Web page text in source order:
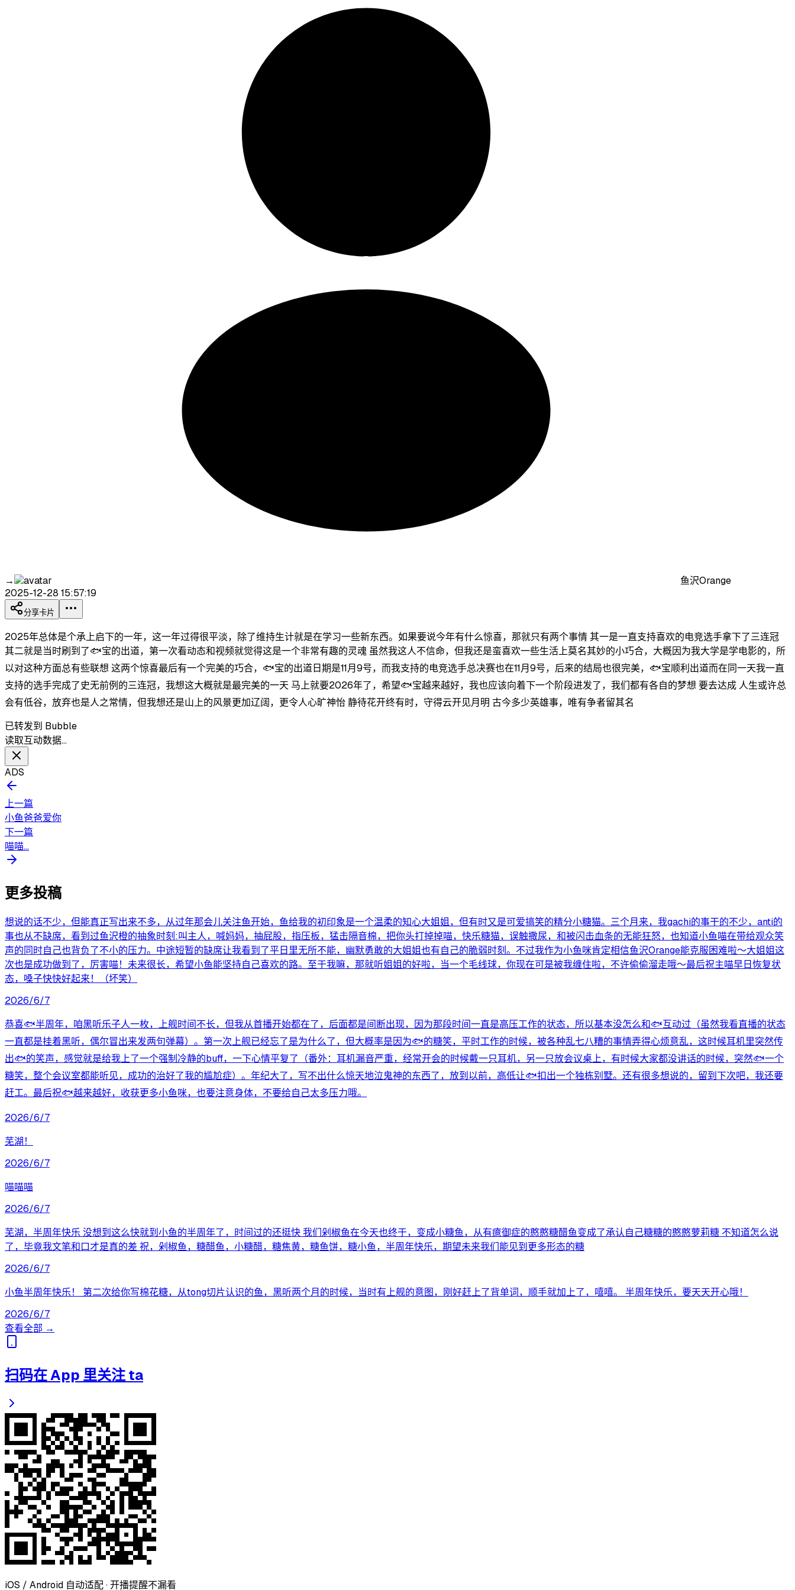
→
鱼沢Orange
2025-12-28 15:57:19
分享卡片
2025年总体是个承上启下的一年，这一年过得很平淡，除了维持生计就是在学习一些新东西。如果要说今年有什么惊喜，那就只有两个事情 其一是一直支持喜欢的电竞选手拿下了三连冠
其二就是当时刷到了🐟宝的出道，第一次看动态和视频就觉得这是一个非常有趣的灵魂 虽然我这人不信命，但我还是蛮喜欢一些生活上莫名其妙的小巧合，大概因为我大学是学电影的，所
以对这种方面总有些联想 这两个惊喜最后有一个完美的巧合，🐟宝的出道日期是11月9号，而我支持的电竞选手总决赛也在11月9号，后来的结局也很完美，🐟宝顺利出道而在同一天我一直
支持的选手完成了史无前例的三连冠，我想这大概就是最完美的一天 马上就要2026年了，希望🐟宝越来越好，我也应该向着下一个阶段进发了，我们都有各自的梦想 要去达成 人生或许总
会有低谷，放弃也是人之常情，但我想还是山上的风景更加辽阔，更令人心旷神怡 静待花开终有时，守得云开见月明 古今多少英雄事，唯有争者留其名
已转发到 Bubble
读取互动数据…
ADS
上一篇
小鱼爸爸爱你
下一篇
喵​‍‍​‍‌‌​‍‍‍‌‌​‌‍‍​‍‍​‍‌‍‍​‌‌‌‌​‌‌‍‌​‌‌‌​‌‍‍‍‌喵​‌‍‍‌‌​‍‌‌‌‌​...
更多投稿
想说的话不少，但能真正写出来不多，从过年那会儿关注鱼开始，鱼给我的初印象是一个温柔的知心大姐姐，但有时又是可爱搞笑的精分小糖猫。三个月来，我gachi的事干的不少，anti的
事也从不缺席，看到过鱼沢橙的抽象时刻:叫主人，喊妈妈，抽屁股，指压板，猛击隔音棉，把你头打掉掉喵，快乐糖猫，误触撒尿，和被闪击血条的无能狂怒，也知道小鱼喵在带给观众笑
声的同时自己也背负了不小的压力。中途短暂的缺席让我看到了平日里无所不能，幽默勇敢的大姐姐也有自己的脆弱时刻。不过我作为小鱼咪肯定相信鱼沢Orange能克服困难啦～大姐姐这
次也是成功做到了，厉害喵！未来很长，希望小鱼能坚持自己喜欢的路。至于我嘛，那就听姐姐的好啦，当一个毛线球，你现在可是被我缠住啦，不许偷偷溜走哦～最后祝主喵早日恢复状
态，嗓子快快好起来！（坏笑）
2026/6/7
恭喜🐟️半周年，咱黑听乐子人一枚，上舰时间不长，但我从首播开始都在了，后面都是间断出现，因为那段时间一直是高压工作的状态，所以基本没怎么和🐟️互动过（虽然我看直播的状态
一直都是挂着黑听，偶尔冒出来发两句弹幕）。第一次上舰已经忘了是为什么了，但大概率是因为🐟️的糖笑，平时工作的时候，被各种乱七八糟的事情弄得心烦意乱，这时候耳机里突然传
出🐟️的笑声，感觉就是给我上了一个强制冷静的buff，一下心情平复了（番外：耳机漏音严重，经常开会的时候戴一只耳机，另一只放会议桌上，有时候大家都没讲话的时候，突然🐟️一个
糖笑，整个会议室都能听见，成功的治好了我的尴尬症）。年纪大了，写不出什么惊天地泣鬼神的东西了，放到以前，高低让🐟️扣出一个独栋别墅。还有很多想说的，留到下次吧，我还要
赶工。最后祝🐟️越来越好，收获更多小鱼咪，也要注意身体，不要给自己太多压力哦。
2026/6/7
芜湖！
2026/6/7
喵喵喵
2026/6/7
芜湖，半周年快乐 没想到这么快就到小鱼的半周年了，时间过的还挺快 我们剁椒鱼在今天也终于，变成小糖鱼，从有癔御症的憨憨糖醋鱼变成了承认自己糖糖的憨憨萝莉糖 不知道怎么说
了，毕竟我文笔和口才是真的差 祝，剁椒鱼，糖醋鱼，小糖醋，糖焦黄，糖鱼饼，糖小鱼，半周年快乐，期望未来我们能见到更多形态的糖
2026/6/7
小鱼半周年快乐！ 第二次给你写棉花糖，从tong切片认识的鱼，黑听两个月的时候，当时有上舰的意图，刚好赶上了背单词，顺手就加上了，嘻嘻。 半周年快乐，要天天开心哦！
2026/6/7
查看全部 →
扫码在 App 里关注 ta
iOS / Android 自动适配 · 开播提醒不漏看